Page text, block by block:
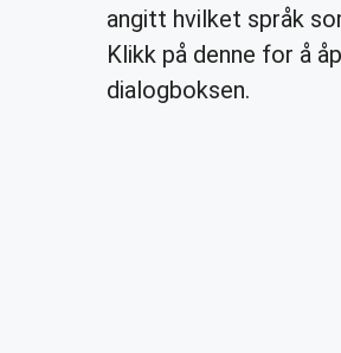
angitt hvilket språk
Klikk på denne for å
dialogboksen.